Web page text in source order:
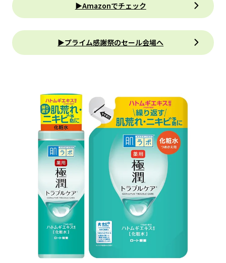
▶Amazonでチェック
▶プライム感謝祭のセール会場へ